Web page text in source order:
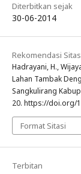
Diterbitkan sejak
30-06-2014
Rekomendasi
Hadrayani, H.,
Lahan Tambak
Sangkulirang
20. https://doi.org/
Format Sitasi
Terbitan